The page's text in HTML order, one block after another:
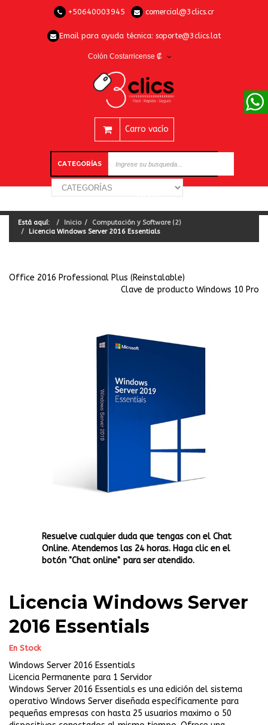
+50640003945 comercial@3clics.cr
Email para ayuda técnica: soporte@3clics.lat
Colón Costarricense ₡
Carro vacío
CATEGORÍAS
Está aquí: Inicio
Computación y Software (2)
Licencia Windows Server 2016 Essentials
Office 2016 Professional Plus (Reinstalable)
Clave de producto Windows 10 Pro
Resuelve cualquier duda que tengas con el Chat
Online. Atendemos las 24 horas. Haga clic en el
botón "Chat online" para ser atendido.
Licencia Windows Server
2016 Essentials
En Stock
Windows Server 2016 Essentials
Licencia Permanente para 1 Servidor
Windows Server 2016 Essentials es una edición del sistema
operativo Windows Server diseñada específicamente para
pequeñas empresas con hasta 25 usuarios maximo o 50